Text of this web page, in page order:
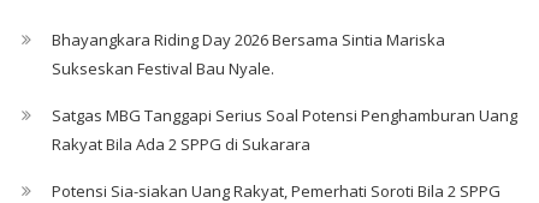
Bhayangkara Riding Day 2026 Bersama Sintia Mariska
Sukseskan Festival Bau Nyale. ‎
Satgas MBG Tanggapi Serius Soal Potensi Penghamburan Uang
Rakyat Bila Ada 2 SPPG di Sukarara
Potensi Sia-siakan Uang Rakyat, Pemerhati Soroti Bila 2 SPPG